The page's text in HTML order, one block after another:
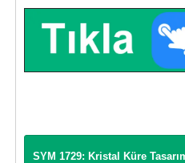
SYM 1729: Kristal Küre